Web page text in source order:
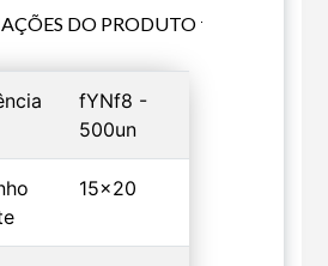
DO PRODUTO
fYNf8 -
500un
15x20